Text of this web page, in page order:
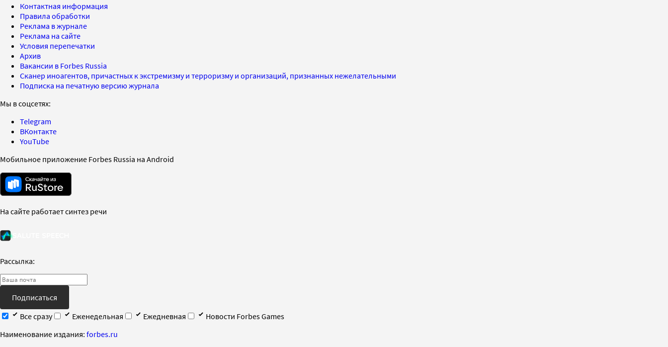
Контактная информация
Правила обработки
Реклама в журнале
Реклама на сайте
Условия перепечатки
Архив
Вакансии в Forbes Russia
Сканер иноагентов, причастных к экстремизму и терроризму и организаций, признанных нежелательными
Подписка на печатную версию журнала
Мы в соцсетях:
Telegram
ВКонтакте
YouTube
Мобильное приложение Forbes Russia на Android
На сайте работает синтез речи
Рассылка:
Подписаться
Все сразу
Еженедельная Ежедневная
Новости Forbes Games
Наименование издания: forbes.ru